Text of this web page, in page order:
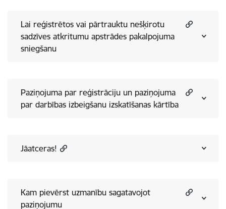
Lai reģistrētos vai pārtrauktu nešķirotu
sadzīves atkritumu apstrādes pakalpojuma
sniegšanu
Paziņojuma par reģistrāciju un paziņojuma
par darbības izbeigšanu izskatīšanas kārtība
Jāatceras!
Kam pievērst uzmanību sagatavojot
paziņojumu